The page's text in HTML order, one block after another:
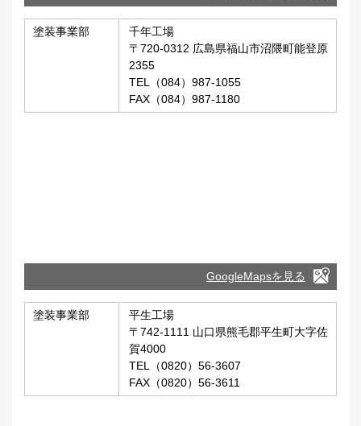
塗装事業部
千年工場
〒720-0312 広島県福山市沼隈町能登原
2355
TEL（084）987-1055
FAX（084）987-1180
GoogleMapsを見る
塗装事業部
平生工場
〒742-1111 山口県熊毛郡平生町大字佐
賀4000
TEL（0820）56-3607
FAX（0820）56-3611